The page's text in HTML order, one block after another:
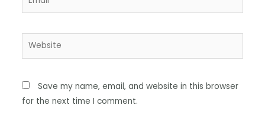
Save my name, email, and website in this browser
for the next time I comment.